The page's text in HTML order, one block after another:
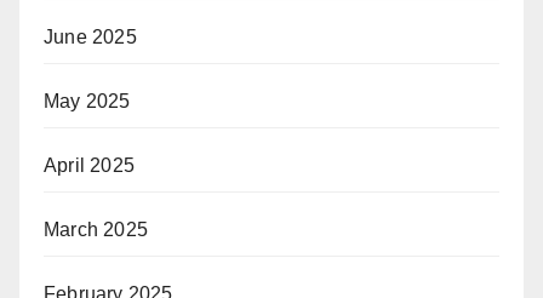
June 2025
May 2025
April 2025
March 2025
February 2025